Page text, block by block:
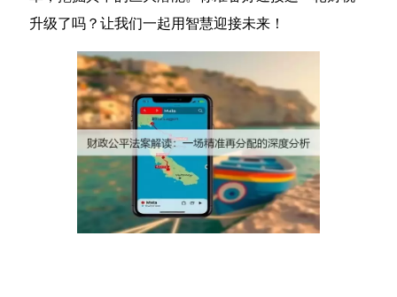
升级了吗？让我们一起用智慧迎接未来！